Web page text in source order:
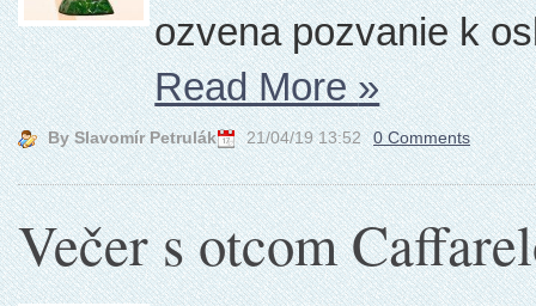
ozvena pozvanie k
Read More»
By Slavomír Petrulák 21/04/19 13:52 0 Comments
Večer s otcom